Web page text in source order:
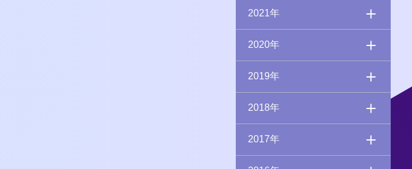
2021年
2020年
2019年
2018年
2017年